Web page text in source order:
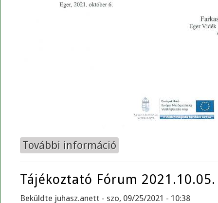
További információ
Tájékoztató Fórum 2021.10.05.
Beküldte juhasz.anett - szo, 09/25/2021 - 10:38